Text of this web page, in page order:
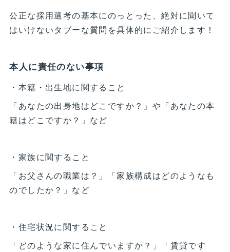
公正な採用選考の基本にのっとった、絶対に聞いて
はいけないタブーな質問を具体的にご紹介します！
本人に責任のない事項
・本籍・出生地に関すること
「あなたの出身地はどこですか？」や「あなたの本
籍はどこですか？」など
・家族に関すること
「お父さんの職業は？」「家族構成はどのようなも
のでしたか？」など
・住宅状況に関すること
「どのような家に住んでいますか？」「賃貸です